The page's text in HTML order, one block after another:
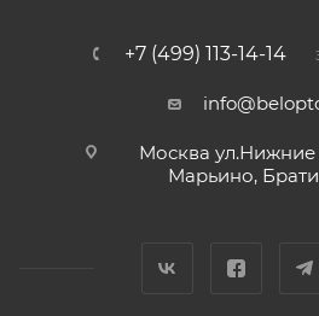
+7 (499) 113-14-14
Москва ул.Нижние
Марьино,